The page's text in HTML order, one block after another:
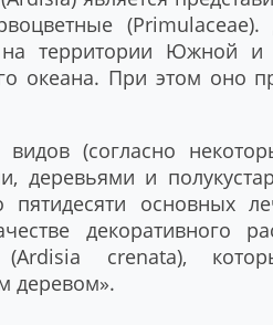
территории Южной и
океана. При этом оно
(согласно
деревьями и
основных
декоративного
(Ardisia crenata),
деревом».